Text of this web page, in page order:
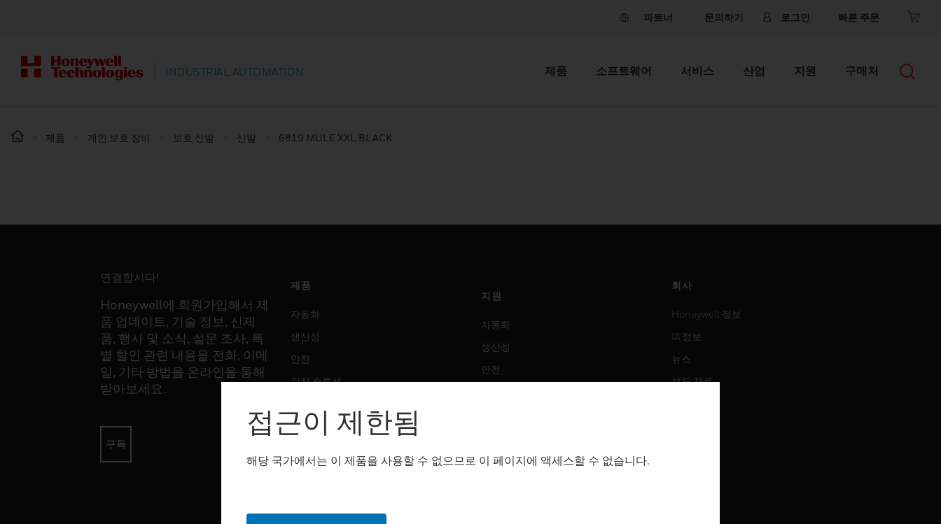
파트너 문의하기 로그인 빠른 주문
INDUSTRIAL AUTOMATION 제품 소프트웨어 서비스 산업 지원 구매처
제품 개인 보호 장비 보호 신발 신발 6819 MULE XXL BLACK
연결합시다!
Honeywell에 회원가입해서 제
품 업데이트, 기술 정보, 신제
품, 행사 및 소식, 설문 조사, 특
별 할인 관련 내용을 전화, 이메
일, 기타 방법을 온라인을 통해
받아보세요.
구독
제품
자동화
생산성
안전
감지 솔루션
소프트웨어
자동화
지원
자동화
생산성
안전
자동화
회사
Honeywell 정보
IA 정보
뉴스
보도 자료
접근이 제한됨
해당 국가에서는 이 제품을 사용할 수 없으므로 이 페이지에 액세스할 수 없습니다.